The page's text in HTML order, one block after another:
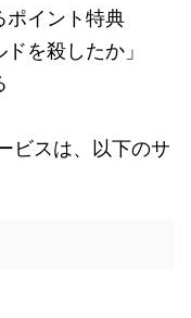
ポイント特典
を殺したか」
ビスは、以下のサ